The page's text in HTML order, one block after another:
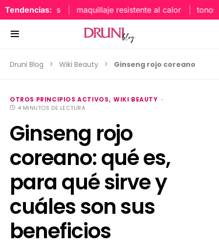
Tendencias: maquillaje resistente al calor tonos
Druni Blog Wiki Beauty Ginseng rojo coreano
OTROS PRINCIPIOS ACTIVOS WIKI BEAUTY
4 MINUTOS DE LECTURA
Ginseng rojo
coreano: qué es,
para qué sirve y
cuáles son sus
beneficios